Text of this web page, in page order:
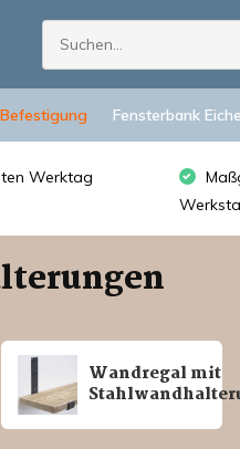
Befestigung Fensterbank Eiche
Werktag
Wandregal mit